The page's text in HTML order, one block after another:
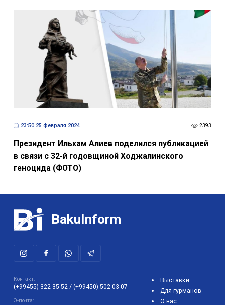
23:50 25 февраля 2024 2393
Президент Ильхам Алиев поделился публикацией
в связи с 32-й годовщиной Ходжалинского
геноцида (ФОТО)
BakuInform
Контакт:
(+99455) 322-35-52 / (+99450) 502-03-07
Э-почта:
Выставки
Для гурманов
О нас